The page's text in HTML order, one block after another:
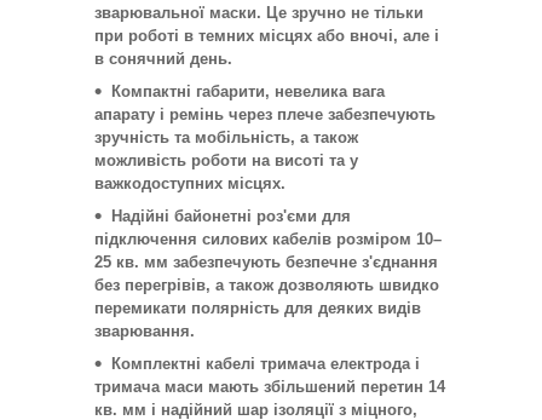
зварювальної маски. Це зручно не тільки
при роботі в темних місцях або вночі, але і
в сонячний день.
Компактні габарити, невелика вага
апарату і ремінь через плече забезпечують
зручність та мобільність, а також
можливість роботи на висоті та у
важкодоступних місцях.
Надійні байонетні роз'єми для
підключення силових кабелів розміром 10–
25 кв. мм забезпечують безпечне з'єднання
без перегрівів, а також дозволяють швидко
перемикати полярність для деяких видів
зварювання.
Комплектні кабелі тримача електрода і
тримача маси мають збільшений перетин 14
кв. мм і надійний шар ізоляції з міцного,